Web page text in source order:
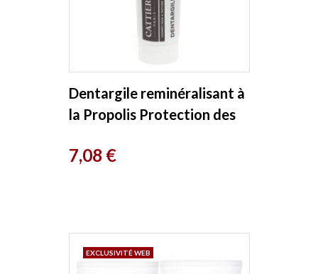
Dentargile reminéralisant à
la Propolis Protection des
Prix
7,08 €
EXCLUSIVITÉ WEB